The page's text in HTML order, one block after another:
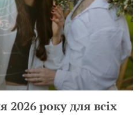
2026 року для всіх